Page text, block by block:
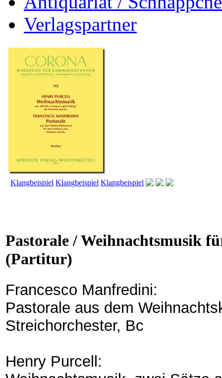
Verlagspartner
Klangbeispiel Klangbeispiel Klangbeispiel
Pastorale / Weihnachtsmusik
(Partitur)
Francesco Manfredini:
Pastorale aus dem
Streichorchester, Bc
Henry Purcell: